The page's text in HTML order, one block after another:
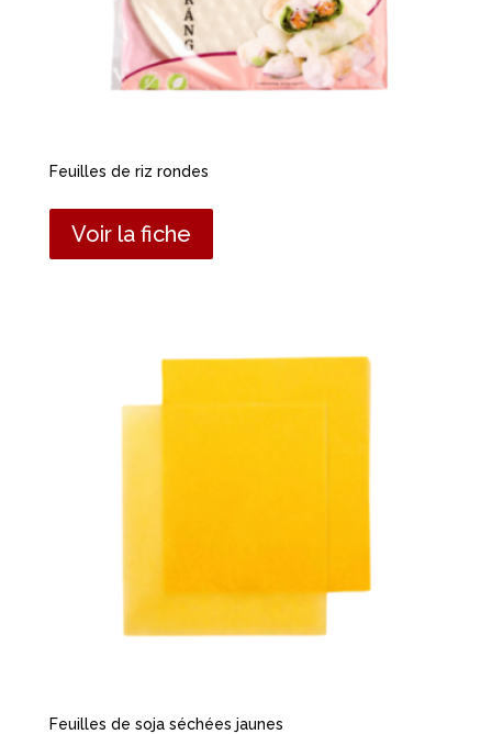
Feuilles de riz rondes
Voir la fiche
Feuilles de soja séchées jaunes